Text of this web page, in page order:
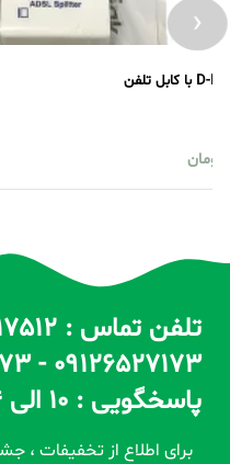
‹
پاسخگویی : 10 الی 14 / 17 الی 22
برای اطلاع از تخفیفات ،